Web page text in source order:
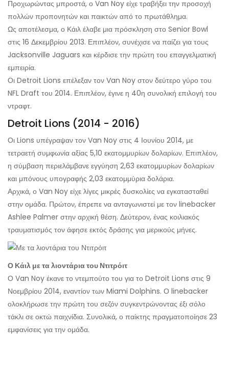
Προχωρώντας μπροστά, ο Van Noy είχε τραβήξει την προσοχή
πολλών προπονητών και παικτών από το πρωτάθλημα.
Ως αποτέλεσμα, ο Κάιλ έλαβε μια πρόσκληση στο Senior Bowl
στις 16 Δεκεμβρίου 2013. Επιπλέον, συνέχισε να παίζει για τους
Jacksonville Jaguars και κέρδισε την πρώτη του επαγγελματική
εμπειρία.
Οι Detroit Lions επέλεξαν τον Van Noy στον δεύτερο γύρο του
NFL Draft του 2014. Επιπλέον, έγινε η 40η συνολική επιλογή του
ντραφτ.
Detroit Lions (2014 - 2016)
Οι Lions υπέγραψαν τον Van Noy στις 4 Ιουνίου 2014, με
τετραετή συμφωνία αξίας 5,10 εκατομμυρίων δολαρίων. Επιπλέον,
η σύμβαση περιελάμβανε εγγύηση 2,63 εκατομμυρίων δολαρίων
και μπόνους υπογραφής 2,03 εκατομμύρια δολάρια.
Αρχικά, ο Van Noy είχε λίγες μικρές δυσκολίες να εγκατασταθεί
στην ομάδα. Πρώτον, έπρεπε να ανταγωνιστεί με τον linebacker
Ashlee Palmer στην αρχική θέση. Δεύτερον, ένας κοιλιακός
τραυματισμός τον άφησε εκτός δράσης για μερικούς μήνες.
Ο Κάιλ με τα λιοντάρια του Ντιτρόιτ
Ο Van Noy έκανε το ντεμπούτο του για το Detroit Lions στις 9
Νοεμβρίου 2014, εναντίον των Miami Dolphins. Ο linebacker
ολοκλήρωσε την πρώτη του σεζόν συγκεντρώνοντας έξι σόλο
τάκλι σε οκτώ παιχνίδια. Συνολικά, ο παίκτης πραγματοποίησε 23
εμφανίσεις για την ομάδα.